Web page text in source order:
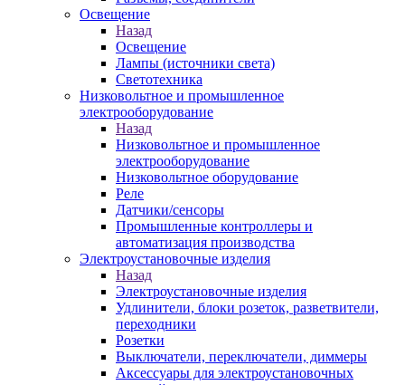
Освещение
Назад
Освещение
Лампы (источники света)
Светотехника
Низковольтное и промышленное
электрооборудование
Назад
Низковольтное и промышленное
электрооборудование
Низковольтное оборудование
Реле
Датчики/сенсоры
Промышленные контроллеры и
автоматизация производства
Электроустановочные изделия
Назад
Электроустановочные изделия
Удлинители, блоки розеток, разветвители,
переходники
Розетки
Выключатели, переключатели, диммеры
Аксессуары для электроустановочных